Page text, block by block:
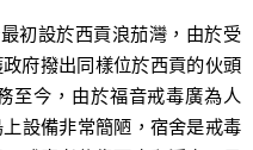
設於西貢浪茄灣，由於受
府撥出同樣位於西貢的伙頭
至今，由於福音戒毒廣為人
設備非常簡陋，宿舍是戒毒